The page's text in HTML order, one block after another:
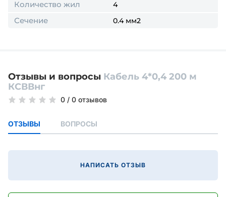
Количество жил 4
Сечение 0.4 мм2
Отзывы и вопросы Кабель 4*0,4 200 м
КСВВнг
0 / 0 отзывов
ОТЗЫВЫ ВОПРОСЫ
НАПИСАТЬ ОТЗЫВ